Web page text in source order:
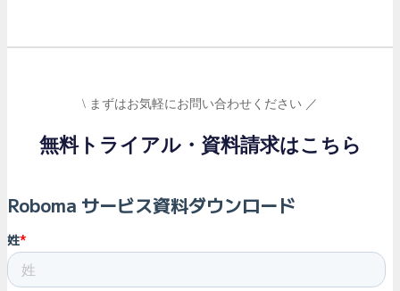
\ まずはお気軽にお問い合わせください ／
無料トライアル・資料請求はこちら